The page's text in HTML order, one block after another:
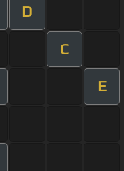
D
C
E